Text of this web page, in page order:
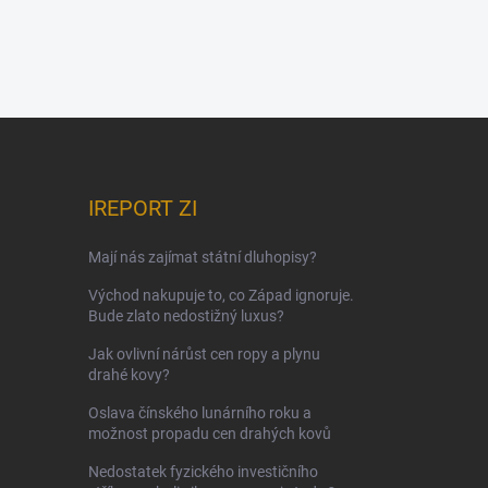
IREPORT ZI
Mají nás zajímat státní dluhopisy?
Východ nakupuje to, co Západ ignoruje.
Bude zlato nedostižný luxus?
Jak ovlivní nárůst cen ropy a plynu
drahé kovy?
Oslava čínského lunárního roku a
možnost propadu cen drahých kovů
Nedostatek fyzického investičního